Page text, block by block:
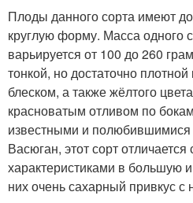
Плоды данного сорта имеют
круглую форму. Масса одного
варьируется от 100 до 260
тонкой, но достаточно
блеском, а также жёлтого
красноватым отливом по
известными и полюбившимися
Васюган, этот сорт
характеристиками в большую
них очень сахарный привкус с